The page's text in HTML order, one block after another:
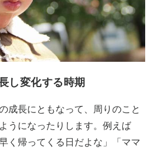
し変化する時期
成長にともなって、周りのこと
うになったりします。例えば
く帰ってくる日だよな」「ママ